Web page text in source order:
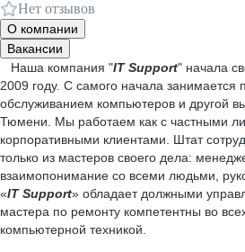
Нет отзывов
О компании
Вакансии
Наша компания "IT Support" начала
2009 году. С самого начала
обслуживанием компьютеров и другой
Тюмени. Мы работаем как с частными
корпоративными клиентами. Штат
только из мастеров своего дела:
взаимопонимание со всеми людьми,
«IT Support» обладает должными
мастера по ремонту компетентны во
компьютерной техникой.